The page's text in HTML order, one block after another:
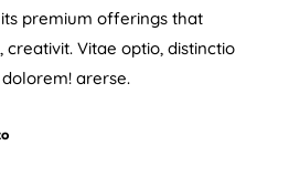
premium offerings that
creativit. Vitae optio, distinctio
arerse.